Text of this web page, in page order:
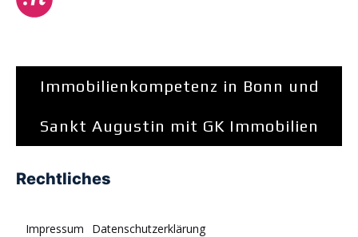
Immobilienkompetenz in Bonn und
Sankt Augustin mit GK Immobilien
Rechtliches
Impressum Datenschutzerklärung